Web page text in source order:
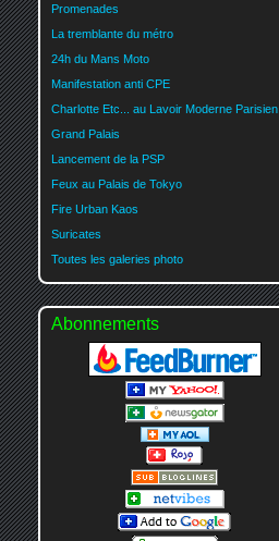
Promenades
La tremblante du métro
24h du Mans Moto
Manifestation anti CPE
Charlotte Etc... au Lavoir Moderne Parisien
Grand Palais
Lancement de la PSP
Feux au Palais de Tokyo
Fire Urban Kaos
Suricates
Toutes les galeries photo
Abonnements